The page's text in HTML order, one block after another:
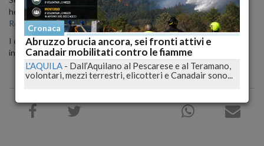
hotel di Madrid lo scorso 9 dicembre, quando lacompagna di
Ronaldoera fuori per una breve vacanza al sole di Miami.
I due si sarebbero poi intrattenuti a cena e trascorso diverse ore
insieme.
Cronaca
Abruzzo brucia ancora, sei fronti attivi e
Canadair mobilitati contro le fiamme
L'AQUILA - Dall’Aquilano al Pescarese e al Teramano,
volontari, mezzi terrestri, elicotteri e Canadair sono...